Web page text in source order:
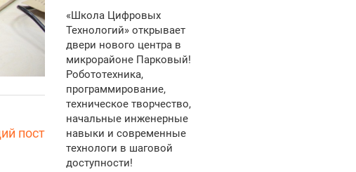
пост
«Школа Цифровых
Технологий» открывает
двери нового центра в
микрорайоне Парковый!
Робототехника,
программирование,
техническое творчество,
начальные инженерные
навыки и современные
технологи в шаговой
доступности!